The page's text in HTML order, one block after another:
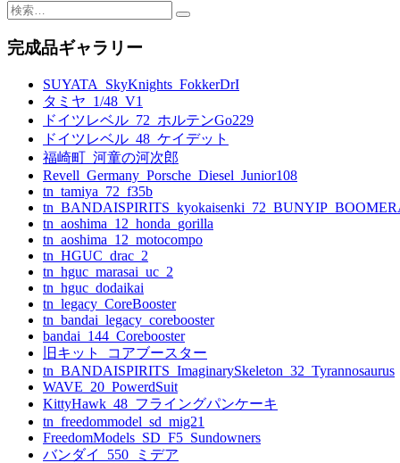
検
完成品ギャラリー
SUYATA_SkyKnights_FokkerDrI
タミヤ_1/48_V1
ドイツレベル_72_ホルテンGo229
ドイツレベル_48_ケイデット
福崎町_河童の河次郎
Revell_Germany_Porsche_Diesel_Junior108
tn_tamiya_72_f35b
tn_aoshima_12_honda_gorilla
tn_aoshima_12_motocompo
tn_HGUC_drac_2
tn_hguc_marasai_uc_2
tn_hguc_dodaikai
tn_legacy_CoreBooster
tn_bandai_legacy_corebooster
bandai_144_Corebooster
旧キット_コアブースター
tn_BANDAISPIRITS_ImaginarySkeleton_32_Tyrannosaurus
WAVE_20_PowerdSuit
KittyHawk_48_フライングパンケーキ
tn_freedommodel_sd_mig21
FreedomModels_SD_F5_Sundowners
バンダイ_550_ミデア